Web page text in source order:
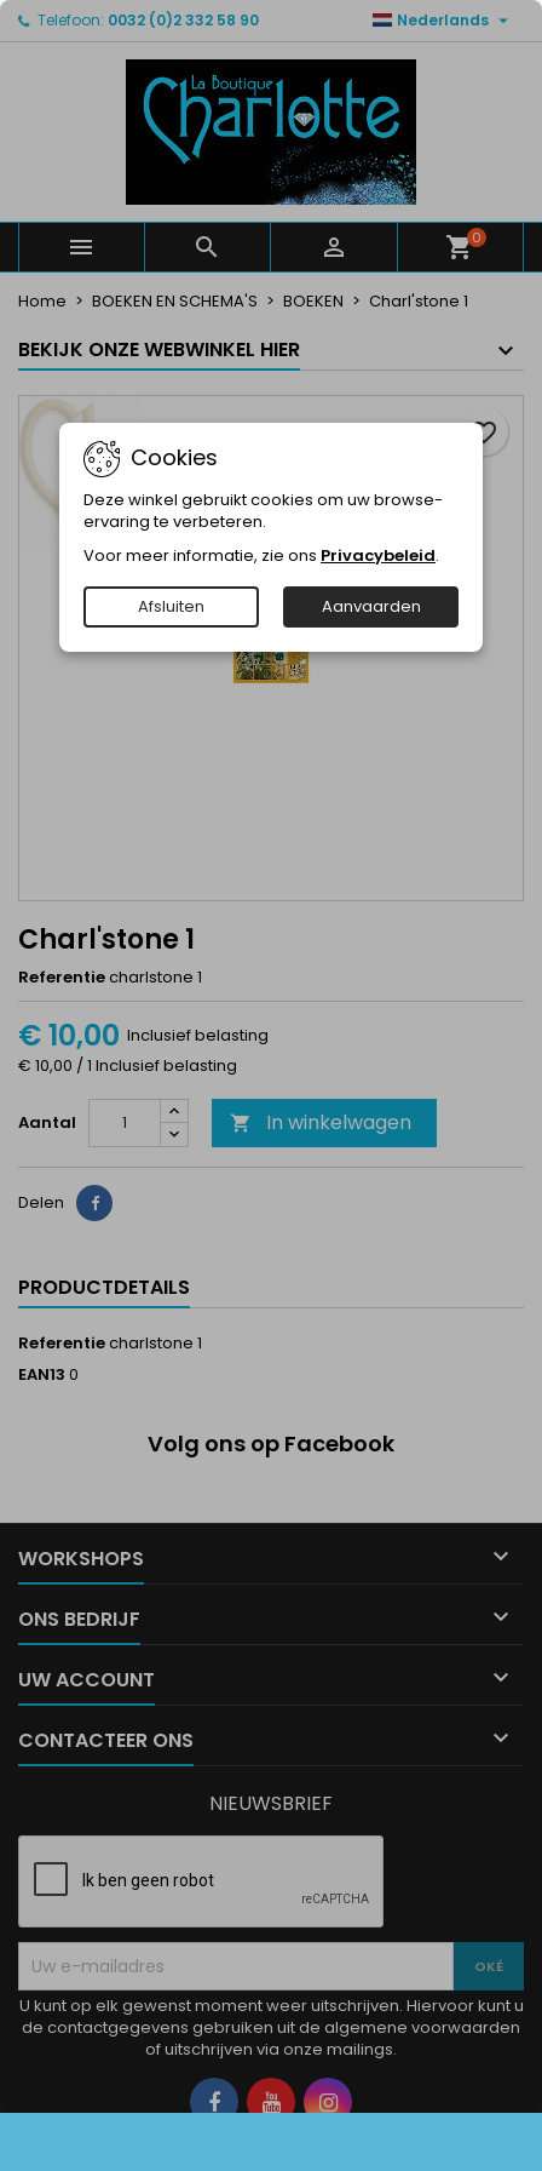
Telefoon: 0032 (0)2 332 58 90 Nederlands 
   0
Home BOEKEN EN SCHEMA'S BOEKEN Charl'stone 1
BEKIJK ONZE WEBWINKEL HIER
Charl'stone 1
Referentiecharlstone 1
€ 10,00 Inclusief belasting
€ 10,00 / 1 Inclusief belasting
Aantal  In winkelwagen
favorite_border
Delen Delen
PRODUCTDETAILS
Referentiecharlstone 1
EAN13 0
Volg ons op Facebook
WORKSHOPS 
ONS BEDRIJF 
UW ACCOUNT 
CONTACTEER ONS 
Mijn verlanglijsten ×
Maak een lijst
Maak een verlanglijst ×
Verlanglijst naam
Annuleren Maak een verlanglijst
Inloggen ×
U moet ingelogd zijn om producten in uw verlanglijst
Annuleren Inloggen
Cookies
Deze winkel gebruikt cookies om uw browse-
ervaring te verbeteren.
Voor meer informatie, zie ons Privacybeleid.
Afsluiten Aanvaarden
NIEUWSBRIEF
U kunt op elk gewenst moment weer uitschrijven. Hiervoor kunt u
de contactgegevens gebruiken uit de algemene voorwaarden
of uitschrijven via onze mailings.
Facebook
YouTubeInstagram